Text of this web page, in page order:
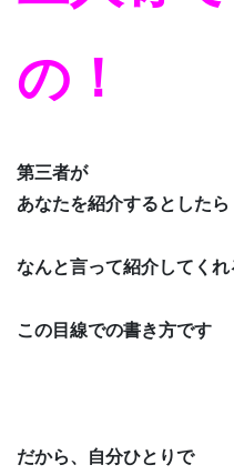
の！
第三者が
あなたを紹介するとしたら
なんと言って紹介してくれ
この目線での書き方です
だから、自分ひとりで